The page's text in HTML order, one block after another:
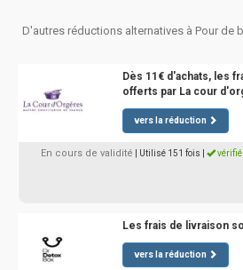
D'autres réductions alternatives à Pour de
Dès 11€ d'achats, les
offerts par La cour
vers la réduction
En cours de validité | Utilisé 151 fois vérifié
Les frais de livraison
vers la réduction